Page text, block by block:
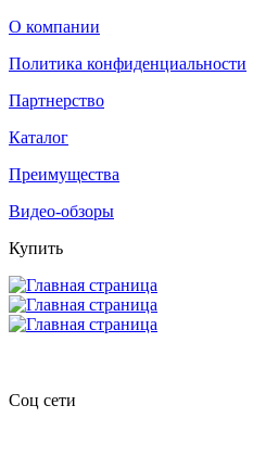
О компании
Политика конфиденциальности
Партнерство
Каталог
Преимущества
Видео-обзоры
Купить
Соц сети